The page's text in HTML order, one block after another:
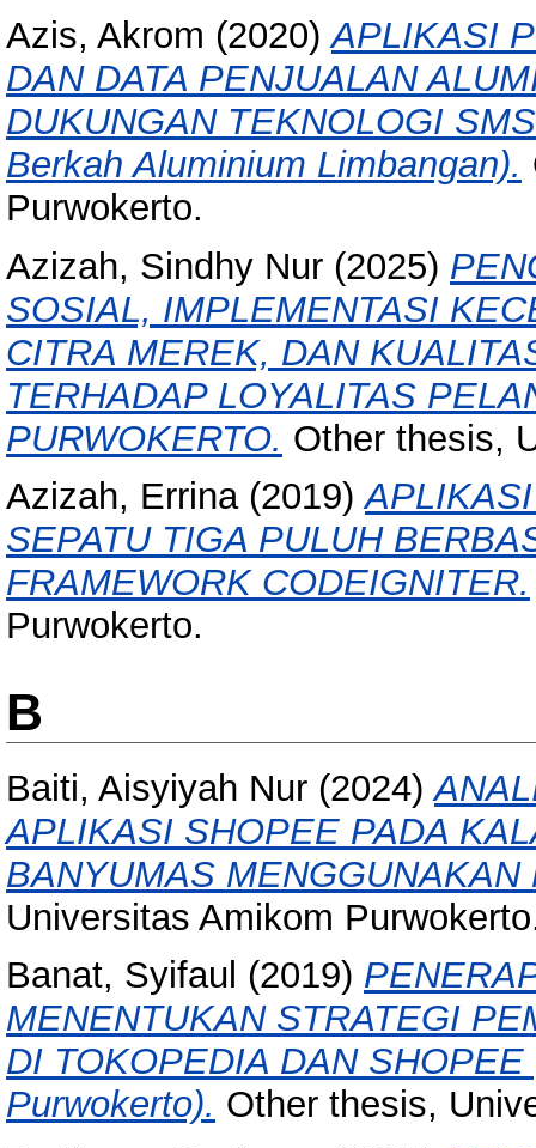
Azis, Akrom (2020)APLIKASI
DAN DATA PENJUALAN
DUKUNGAN TEKNOLOGI
Berkah Aluminium Limbangan).
Purwokerto.
Azizah, Sindhy Nur (2025)
SOSIAL, IMPLEMENTASI
CITRA MEREK, DAN
TERHADAP LOYALITAS
PURWOKERTO. Other thesis,
Azizah, Errina(2019)
SEPATU TIGA PULUH
FRAMEWORK CODEIGNITER.
Purwokerto.
B
Baiti, Aisyiyah Nur (2024)
APLIKASI SHOPEE PADA
BANYUMAS MENGGUNAKAN
Universitas Amikom
Banat, Syifaul (2019)
MENENTUKAN STRATEGI
DI TOKOPEDIA DAN
Purwokerto). Other thesis,